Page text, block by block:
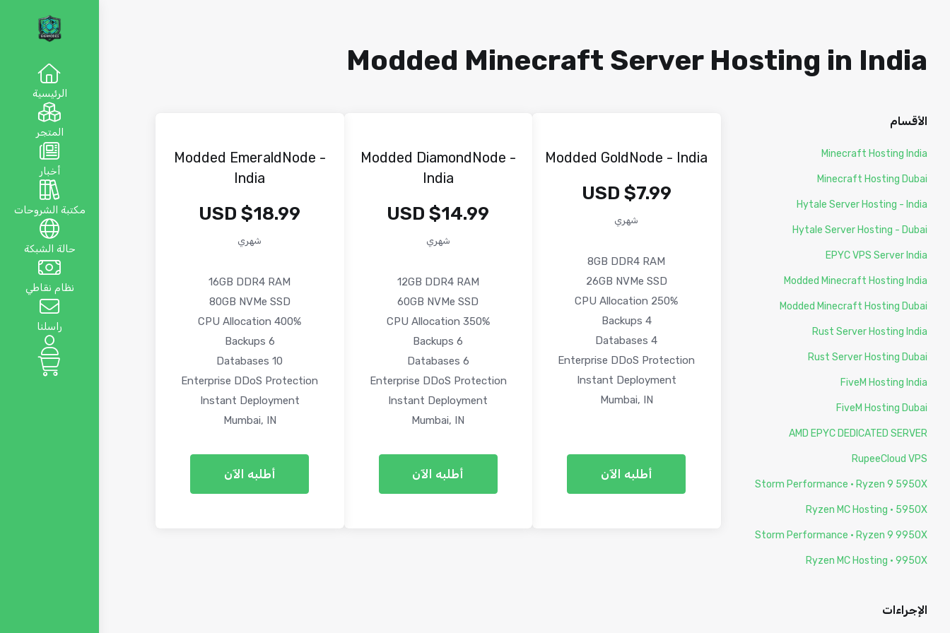
الرئيسية
المتجر
أخبار
مكتبة الشروحات
حالة الشبكة
نظام نقاطي
راسلنا
Modded Minecraft Server Hosting in India
الأقسام
Minecraft Hosting India
Minecraft Hosting Dubai
Hytale Server Hosting - India
Hytale Server Hosting - Dubai
EPYC VPS Server India
Modded Minecraft Hosting India
Modded Minecraft Hosting Dubai
Rust Server Hosting India
Rust Server Hosting Dubai
FiveM Hosting India
FiveM Hosting Dubai
AMD EPYC DEDICATED SERVER
RupeeCloud VPS
Storm Performance · Ryzen 9 5950X
Ryzen MC Hosting · 5950X
Storm Performance · Ryzen 9 9950X
Ryzen MC Hosting · 9950X
الإجراءات
Modded GoldNode - India
$7.99 USD
شهري
8GB DDR4 RAM
26GB NVMe SSD
250% CPU Allocation
4 Backups
4 Databases
Enterprise DDoS Protection
Instant Deployment
Mumbai, IN
أطلبه الآن
Modded DiamondNode -
India
$14.99 USD
شهري
12GB DDR4 RAM
60GB NVMe SSD
350% CPU Allocation
6 Backups
6 Databases
Enterprise DDoS Protection
Instant Deployment
Mumbai, IN
أطلبه الآن
Modded EmeraldNode -
India
$18.99 USD
شهري
16GB DDR4 RAM
80GB NVMe SSD
400% CPU Allocation
6 Backups
10 Databases
Enterprise DDoS Protection
Instant Deployment
Mumbai, IN
أطلبه الآن